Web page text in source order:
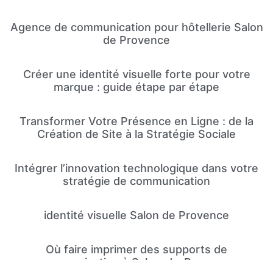
Agence de communication pour hôtellerie Salon
de Provence
Créer une identité visuelle forte pour votre
marque : guide étape par étape
Transformer Votre Présence en Ligne : de la
Création de Site à la Stratégie Sociale
Intégrer l’innovation technologique dans votre
stratégie de communication
identité visuelle Salon de Provence
Où faire imprimer des supports de